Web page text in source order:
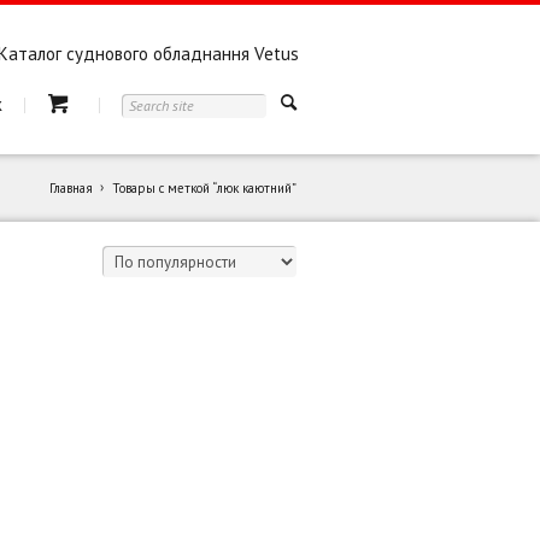
суднового обладнання Vetus
Главная Товары с меткой “люк каютний”